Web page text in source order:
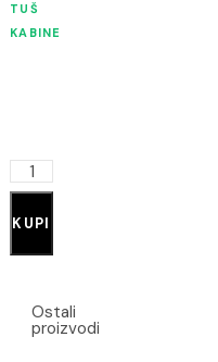
TUŠ
KABINE
KUPI
Ostali
proizvodi